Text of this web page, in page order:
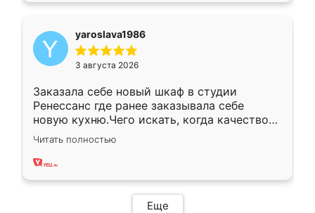
yaroslava1986
3 августа 2026
Заказала себе новый шкаф в студии
Ренессанс где ранее заказывала себе
новую кухню.Чего искать, когда качеством
вполне довольна. Служит кухня уже почти
два года, нареканий нет.
Читать полностью
Еще